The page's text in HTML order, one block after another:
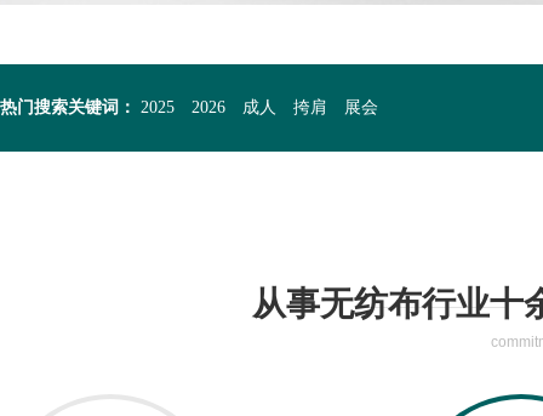
热门搜索关键词： 2025 2026 成人 挎肩 展会
从事无纺布行业十